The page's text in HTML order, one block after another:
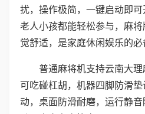
扰，操作极简，一键启动即可
老人小孩都能轻松参与，麻
觉舒适，是家庭休闲娱乐的必
普通麻将机支持云南大理
可吃碰杠胡，机器四脚防滑
动，桌面防滑耐磨，运行静